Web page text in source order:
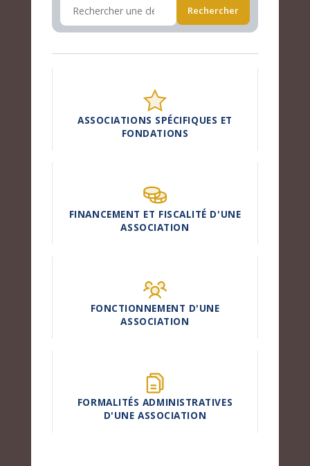
Rechercher
ASSOCIATIONS SPÉCIFIQUES ET
FONDATIONS
FINANCEMENT ET FISCALITÉ D'UNE
ASSOCIATION
FONCTIONNEMENT D'UNE
ASSOCIATION
FORMALITÉS ADMINISTRATIVES
D'UNE ASSOCIATION